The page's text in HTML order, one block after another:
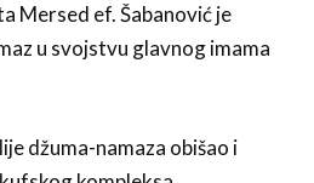
Mersed ef. Šabanović je
u svojstvu glavnog imama
džuma-namaza obišao i